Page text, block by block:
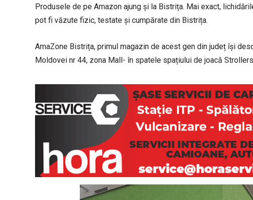
Produsele de pe Amazon ajung și la Bistrița. Mai exact,
pot fi văzute fizic, testate și cumpărate din Bistrița.
AmaZone Bistrița, primul magazin de acest gen din județ își
Moldovei nr 44, zona Mall- în spatele spațiului de joacă